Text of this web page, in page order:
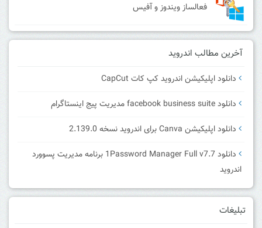
فعالساز ویندوز و آفیس
آخرین مطالب اندروید
دانلود اپلیکیشن اندروید کپ کات CapCut
دانلود facebook business suite مدیریت پیج اینستاگرام
دانلود اپلیکیشن Canva برای اندروید نسخه 2.139.0
دانلود 1Password Manager Full v7.7 برنامه مدیریت پسوورد
اندروید
تبلیغات